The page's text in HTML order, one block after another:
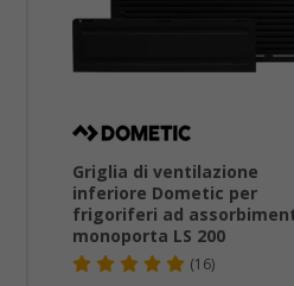
Griglia di ventilazione
inferiore Dometic per
frigoriferi ad
monoporta LS 200
(16)